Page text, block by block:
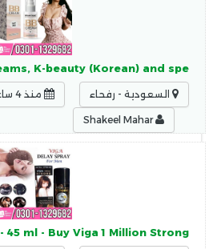
K-beauty (Korean) and spe
السعودية - رفحاء منذ 4 ساعات
Shakeel Mahar
ml - Buy Viga 1 Million Strong